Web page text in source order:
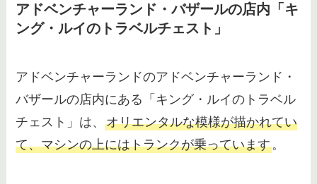
ぬいぐるみ買取はハードオフで
も？ufoキャッチャー・タグなし
ディズニーランドの誕生日シール
は廃止された？当日以外もOK？
貰い方や剥がれない方法を紹介
アドベンチャーランド・バザールの店内「キ
ング・ルイのトラベルチェスト」
アドベンチャーランドのアドベンチャーランド・
バザールの店内にある「キング・ルイのトラベル
チェスト」は、オリエンタルな模様が描かれてい
て、マシンの上にはトランクが乗っています。